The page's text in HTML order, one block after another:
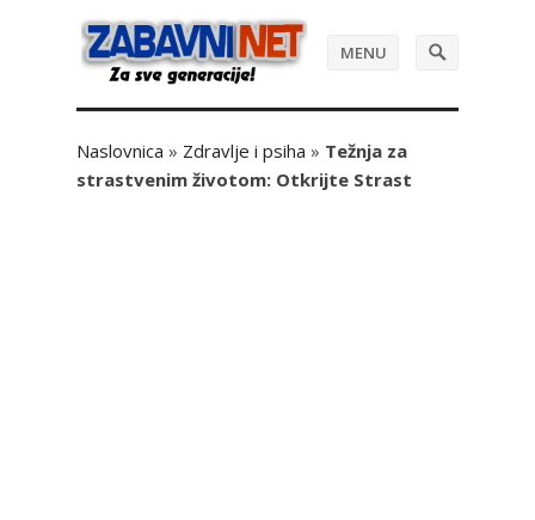
MENU
Naslovnica » Zdravlje i psiha » Težnja za
strastvenim životom: Otkrijte Strast